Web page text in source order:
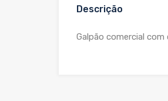
Descrição
Galpão comercial